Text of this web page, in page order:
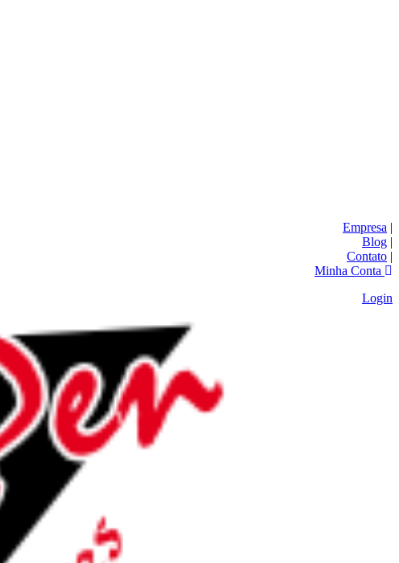
Empresa |
Blog |
Contato |
Minha Conta
Login